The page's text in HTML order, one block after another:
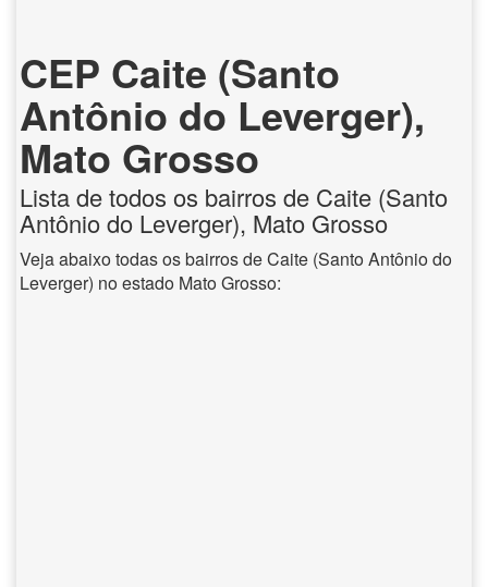
CEP Caite (Santo
Antônio do Leverger),
Mato Grosso
Lista de todos os bairros de Caite (Santo
Antônio do Leverger), Mato Grosso
Veja abaixo todas os bairros de Caite (Santo Antônio do
Leverger) no estado Mato Grosso: